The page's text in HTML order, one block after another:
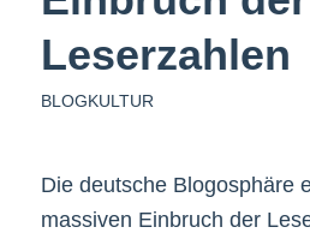
Leserzahlen
BLOGKULTUR
Die deutsche Blogosphäre
massiven Einbruch der